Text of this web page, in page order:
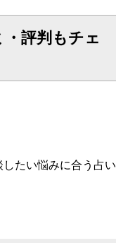
評判もチェ
たい悩みに合う占い